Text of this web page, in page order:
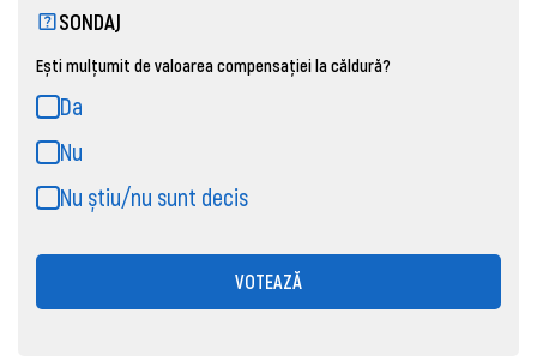
SONDAJ
Ești mulțumit de valoarea compensației la căldură?
Da
Nu
Nu știu/nu sunt decis
VOTEAZĂ